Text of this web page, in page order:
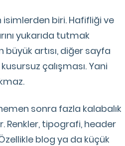
biri. Hafifliği ve
yukarıda tutmak
büyük artısı, diğer sayfa
çalışması. Yani
sonra fazla kalabalık
Renkler, tipografi, header
blog ya da küçük